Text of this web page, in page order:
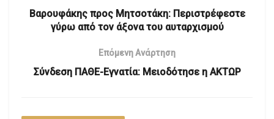
Βαρουφάκης προς Μητσοτάκη: Περιστρέφεστε
γύρω από τον άξονα του αυταρχισμού
Επόμενη Ανάρτηση
Σύνδεση ΠΑΘΕ-Εγνατία: Μειοδότησε η ΑΚΤΩΡ